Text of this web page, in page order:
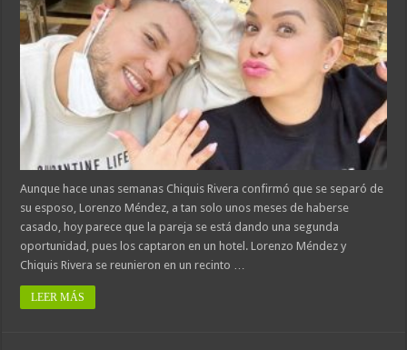
Aunque hace unas semanas Chiquis Rivera confirmó que se separó de
su esposo, Lorenzo Méndez, a tan solo unos meses de haberse
casado, hoy parece que la pareja se está dando una segunda
oportunidad, pues los captaron en un hotel. Lorenzo Méndez y
Chiquis Rivera se reunieron en un recinto …
LEER MÁS